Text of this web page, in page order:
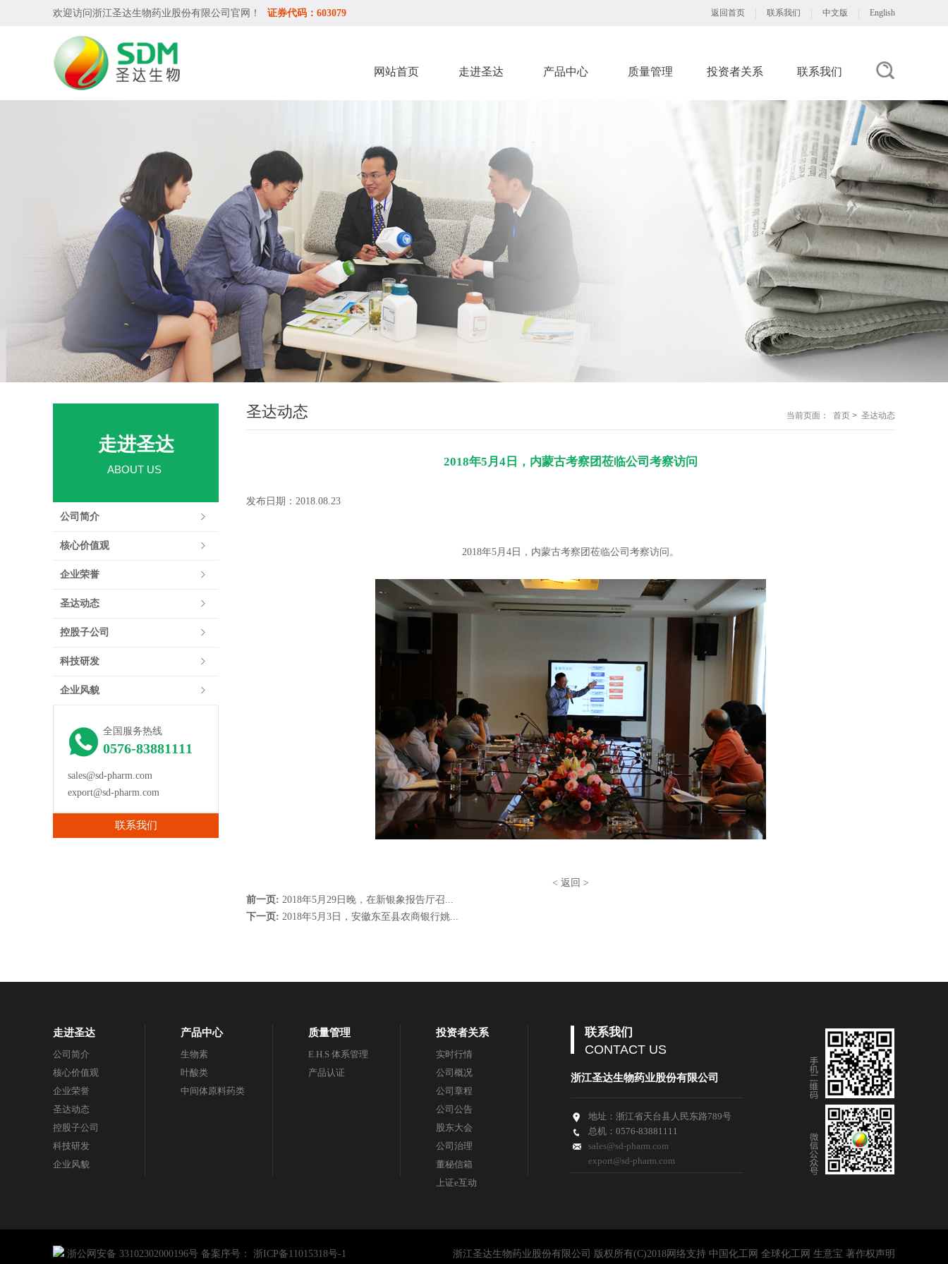
返回首页 联系我们 中文版 English
欢迎访问浙江圣达生物药业股份有限公司 官网！ 证券代码：603079
网站首页 走进圣达 产品中心 质量管理 投资者关系 联系我们
走进圣达
ABOUT US
公司简介
核心价值观
企业荣誉
圣达动态
控股子公司
科技研发
企业风貌
全国服务热线
0576-83881111
sales@sd-pharm.com
export@sd-pharm.com
联系我们
当前页面： 首页 > 圣达动态
圣达动态
2018年5月4日，内蒙古考察团莅临公司考察访问
发布日期：2018.08.23
2018年5月4日，内蒙古考察团莅临公司考察访问。
< 返回 >
前一页: 2018年5月29日晚，在新银象报告厅召...
下一页: 2018年5月3日，安徽东至县农商银行姚...
走进圣达
公司简介
核心价值观
企业荣誉
圣达动态
控股子公司
科技研发
企业风貌
产品中心
生物素
叶酸类
中间体原料药类
质量管理
E.H.S 体系管理
产品认证
投资者关系
实时行情
公司概况
公司章程
公司公告
股东大会
公司治理
董秘信箱
上证e互动
联系我们
CONTACT US
浙江圣达生物药业股份有限公司
地址：浙江省天台县人民东路789号
总机：0576-83881111
sales@sd-pharm.com
export@sd-pharm.com
浙公网安备 33102302000196号 备案序号： 浙ICP备11015318号-1 浙江圣达生物药业股份有限公司 版权所有(C)2018网络支持 中国化工网 全球化工网 生意宝 著作权声明